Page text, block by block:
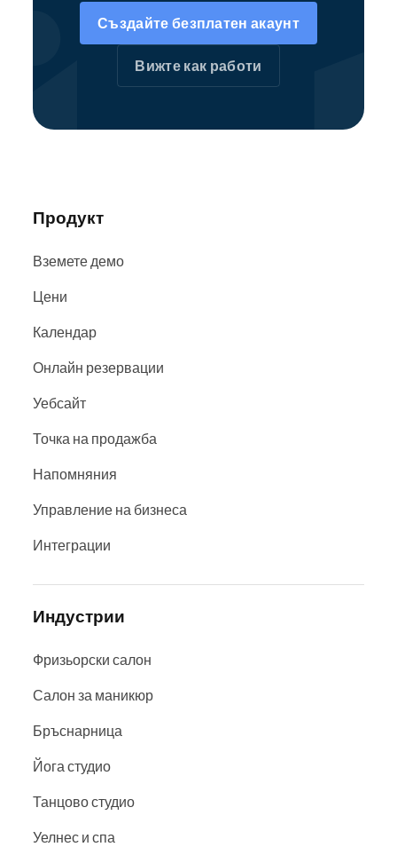
Създайте безплатен акаунт
Вижте как работи
Продукт
Вземете демо
Цени
Календар
Онлайн резервации
Уебсайт
Точка на продажба
Напомняния
Управление на бизнеса
Интеграции
Индустрии
Фризьорски салон
Салон за маникюр
Бръснарница
Йога студио
Танцово студио
Уелнес и спа